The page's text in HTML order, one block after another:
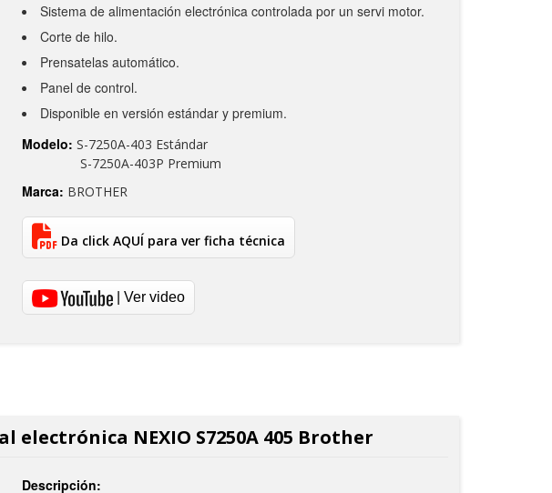
Sistema de alimentación electrónica controlada por un servi motor.
Corte de hilo.
Prensatelas automático.
Panel de control.
Disponible en versión estándar y premium.
Modelo: S-7250A-403 Estándar
S-7250A-403P Premium
Marca: BROTHER
Da click AQUÍ para ver ficha técnica
| Ver video
NEXIO S7250A 405 Brother
Descripción: